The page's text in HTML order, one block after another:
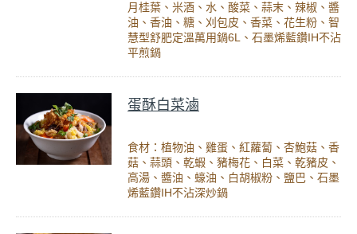
月桂葉、米酒、水、酸菜、蒜末、辣椒、醬
油、香油、糖、刈包皮、香菜、花生粉、智
慧型舒肥定溫萬用鍋6L、石墨烯藍鑽IH不沾
平煎鍋
蛋酥白菜滷
食材：植物油、雞蛋、紅蘿蔔、杏鮑菇、香
菇、蒜頭、乾蝦、豬梅花、白菜、乾豬皮、
高湯、醬油、蠔油、白胡椒粉、鹽巴、石墨
烯藍鑽IH不沾深炒鍋